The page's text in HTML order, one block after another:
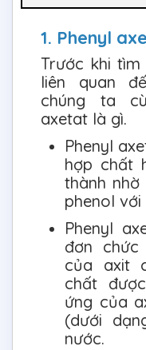
1. Phenyl
Trước khi tìm
liên quan
chúng ta
axetat là gì.
Phenyl
hợp chất
thành
phenol với
Phenyl
đơn
của axit
chất
ứng của
(dưới
nước.